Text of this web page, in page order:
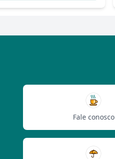
Fale conosco